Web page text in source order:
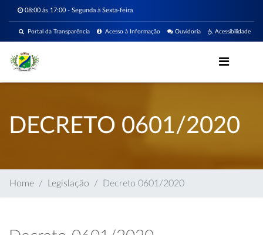
08:00 ás 17:00 - Segunda à Sexta-feira
Acessibilidade
Ouvidoria
Acesso à Informação
Portal da Transparência
DECRETO 0601/2020
Home Legislação Decreto 0601/2020